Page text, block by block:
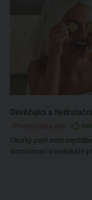
Osvěžující a
Přírodní péče o pleť
Okurky patří mezi
domácností si nedokáže